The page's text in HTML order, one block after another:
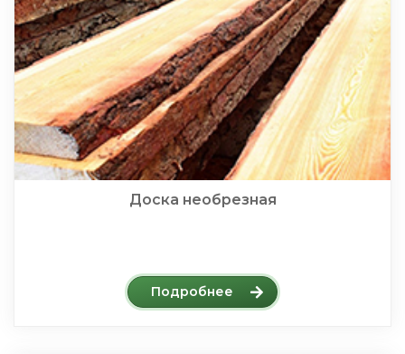
Доска необрезная
Подробнее